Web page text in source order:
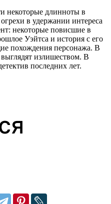
некоторые длинноты в
в удержании интереса
некоторые повисшие в
Уэйтса и история с его
похождения персонажа. В
излишеством. В
последних лет.